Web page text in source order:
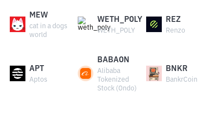
MEW
cat in a dogs
world
WETH_POLY
WETH_POLY
REZ
Renzo
APT
Aptos
BABAON
Alibaba
Tokenized
Stock (Ondo)
BNKR
BankrCoin